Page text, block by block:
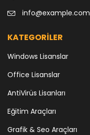
info@example.com
KATEGORİLER
Windows Lisanslar
Office Lisanslar
AntiVirüs Lisanları
Eğitim Araçları
Grafik & Seo Araçları